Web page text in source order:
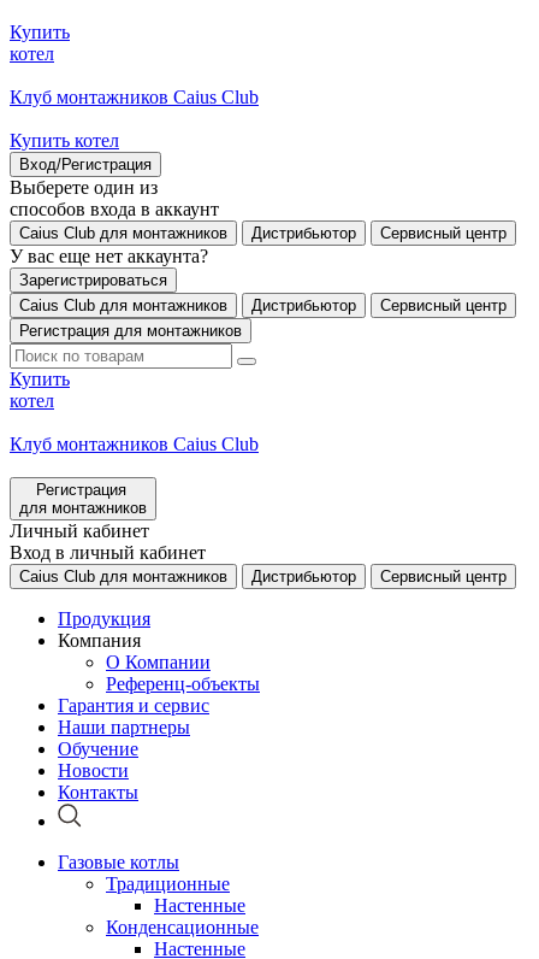
Купить
котел
Клуб монтажников Caius Club
Купить котел
Вход/Регистрация
Выберете один из
способов входа в аккаунт
Caius Club для монтажников Дистрибьютор Сервисный центр
У вас еще нет аккаунта?
Зарегистрироваться
Caius Club для монтажников
Дистрибьютор
Сервисный центр
Регистрация для монтажников
Купить
котел
Клуб монтажников Caius Club
Регистрация
для монтажников
Личный кабинет
Вход в личный кабинет
Caius Club для монтажников Дистрибьютор Сервисный центр
Продукция
Компания
О Компании
Референц-объекты
Гарантия и сервис
Наши партнеры
Обучение
Новости
Контакты
Газовые котлы
Традиционные
Настенные
Конденсационные
Настенные